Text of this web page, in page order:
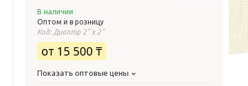
В наличии
Оптом и в розницу
Код: Диоптр 2" х 2"
от 15 500 ₸
Показать оптовые цены